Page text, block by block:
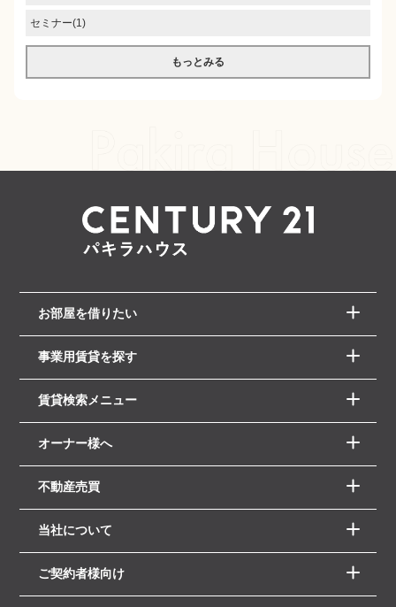
セミナー(1)
もっとみる
お部屋を借りたい
事業用賃貸を探す
賃貸検索メニュー
オーナー様へ
不動産売買
当社について
ご契約者様向け